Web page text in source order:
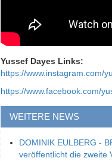
Yussef Dayes Links:
https://www.instagram.com/
https://www.facebook.com/
WEITERE NEWS
DOMINIK EULBERG -
veröffentlicht die zweite